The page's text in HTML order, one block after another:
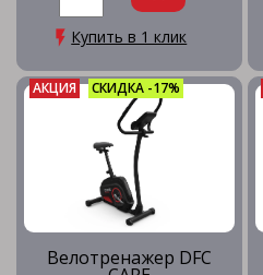
Купить в 1 клик
АКЦИЯ СКИДКА -17%
Велотренажер DFC